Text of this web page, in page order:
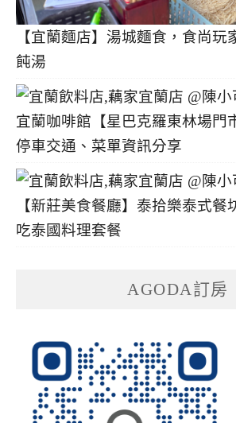
【宜蘭麵店】湯城麵食，食尚玩
飩湯
宜蘭咖啡館【星巴克羅東林場門
停車交通、菜單資訊分享
【新莊美食餐廳】泰拾樂泰式餐
吃泰國料理套餐
AGODA訂房